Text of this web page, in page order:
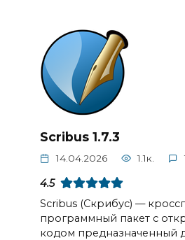
Scribus 1.7.3
14.04.2026 1.1к.
4.5
Scribus (Скрибус) —
программный пакет с
кодом предназначенный